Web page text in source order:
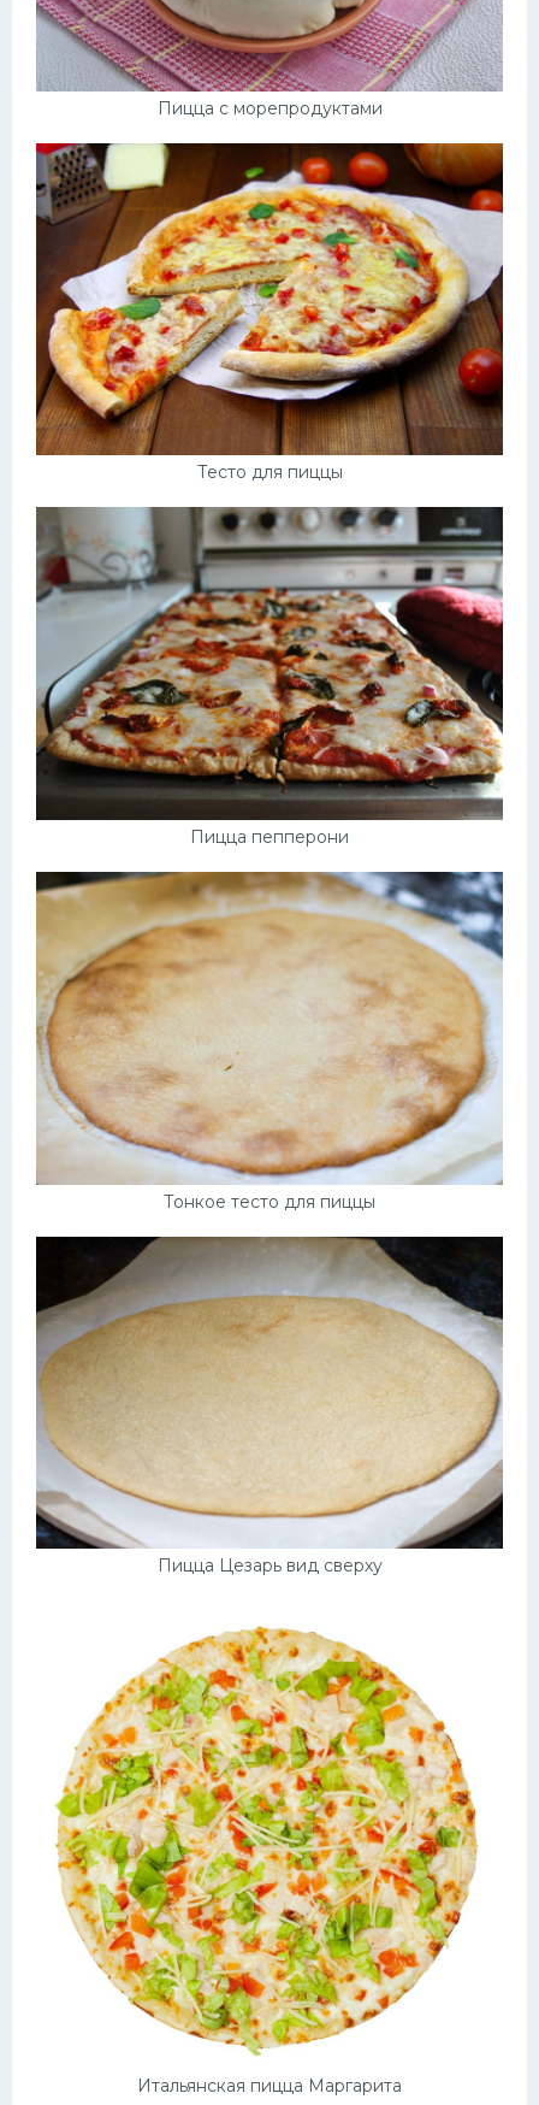
Пицца с морепродуктами
Тесто для пиццы
Пицца пепперони
Тонкое тесто для пиццы
Пицца Цезарь вид сверху
Итальянская пицца Маргарита